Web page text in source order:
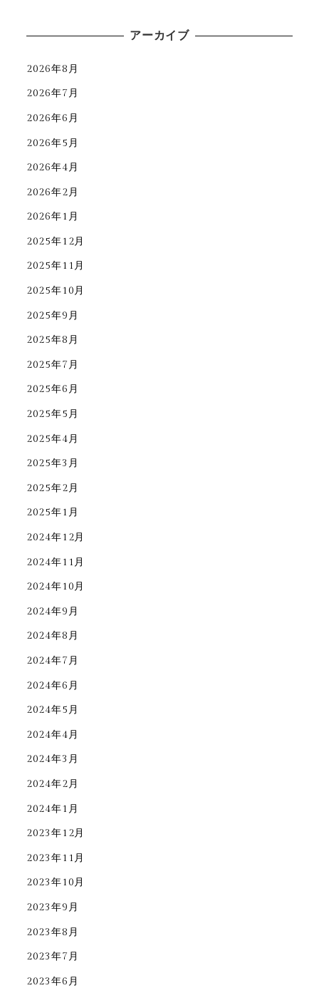
アーカイブ
2026年8月
2026年7月
2026年6月
2026年5月
2026年4月
2026年2月
2026年1月
2025年12月
2025年11月
2025年10月
2025年9月
2025年8月
2025年7月
2025年6月
2025年5月
2025年4月
2025年3月
2025年2月
2025年1月
2024年12月
2024年11月
2024年10月
2024年9月
2024年8月
2024年7月
2024年6月
2024年5月
2024年4月
2024年3月
2024年2月
2024年1月
2023年12月
2023年11月
2023年10月
2023年9月
2023年8月
2023年7月
2023年6月